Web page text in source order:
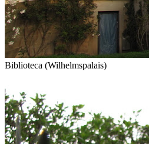
Biblioteca (Wilhelmspalais)